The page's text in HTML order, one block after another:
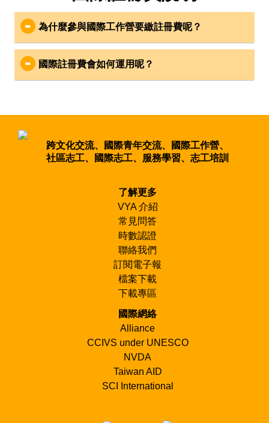
為什麼參與國際工作營要繳註冊費呢？
世界各國參與工作營採會員制，欲參加之各國青
年都得先跟所在國會員組織註冊後使得參加。
全世界的國際工作營，均由聯合國教科文組織下
Civil International, SCI)、亞洲志願服務發展協會(
Network for Voluntary Development in Asia ，
NVDA)，及本會一起辦理。依據國際工作營世界總會
年，均需向所在國會員組織提出申請，始得參加。因
此，台灣青年欲申請參加世界各國國際工作營者，均
需向本會（願景青年行動網協會）提出申請。
國際註冊費會如何運用呢？
冊費，則用於：
在台灣組織國際工作營和其他志工行動，如果台
發展國際工作營網絡，提供更多台灣青年參與機
會，並招募海外志工來台參與工作營：過去台灣
不是國際工作營組織會員，台灣青年無法參與各
項工作營計畫，協會陸續加入NVDA、CCIVS和
ALLIANCE與SCI，台灣青年在國際工作營推動
60年後，世界終於看到台灣青年足跡，台灣青年
因本會經營國際工作營國際網絡有成，得以取得
參與超過100國、每年5000國際工作營計畫的機
會。國際網絡之經營需要長期規劃及認證，並需
要定期參與國際聯繫、會晤，以提供更好的交流
營：協會已陸續在香港（2009）、澳門
（2010）推動工作營，並輔導當地志工組織加入
NVDA國際平台。
協助發展亞洲各國的工作營和他們的NGOs：目
跨文化交流、國際青年交流、國際工作營、
社區志工、國際志工、服務學習、志工培訓
了解更多
VYA 介紹
常見問答
時數認證
聯絡我們
訂閱電子報
檔案下載
下載專區
國際網絡
Alliance
CCIVS under UNESCO
NVDA
Taiwan AID
SCI International